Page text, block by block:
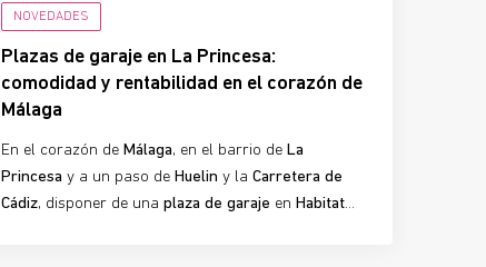
NOVEDADES
Plazas de garaje en La Princesa:
comodidad y rentabilidad en el corazón de
Málaga
En el corazón de Málaga, en el barrio de La
Princesa y a un paso de Huelin y la Carretera de
Cádiz, disponer de una plaza de garaje en Habitat